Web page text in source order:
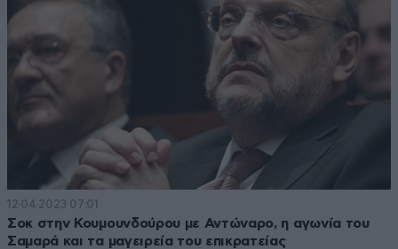
12·04·2023 07:01
Σοκ στην Κουμουνδούρου με Αντώναρο, η αγωνία του
Σαμαρά και τα μαγειρεία του επικρατείας